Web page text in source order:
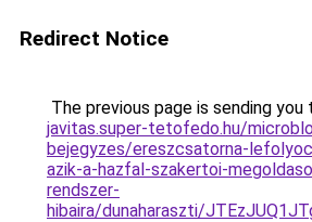
Redirect Notice
The previous page is sending you
javitas.super-tetofedo.hu/
bejegyzes/ereszcsatorna-
azik-a-hazfal-szakertoi-
rendszer-
hibaira/dunaharaszti/